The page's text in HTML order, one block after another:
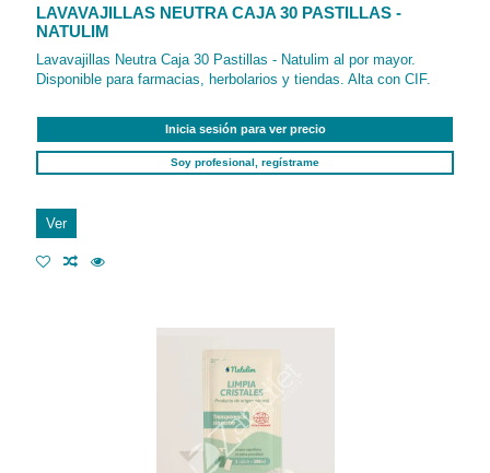
LAVAVAJILLAS NEUTRA CAJA 30 PASTILLAS -
NATULIM
Lavavajillas Neutra Caja 30 Pastillas - Natulim al por mayor.
Disponible para farmacias, herbolarios y tiendas. Alta con CIF.
Inicia sesión para ver precio
Soy profesional, regístrame
Ver